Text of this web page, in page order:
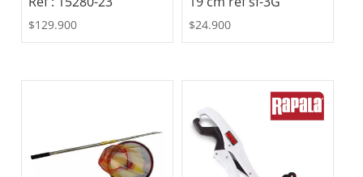
$129.900 $24.900